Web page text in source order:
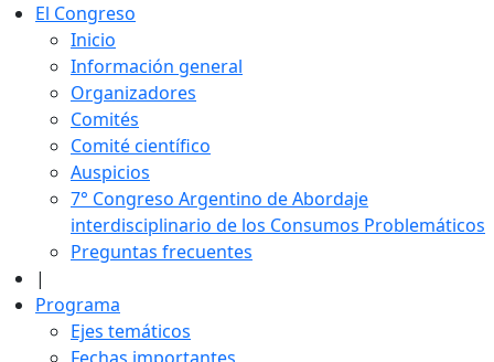
El Congreso
Inicio
Información general
Organizadores
Comités
Comité científico
Auspicios
7° Congreso Argentino de Abordaje
interdisciplinario de los Consumos Problemáticos
Preguntas frecuentes
|
Programa
Ejes temáticos